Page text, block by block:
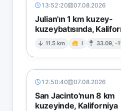
13:52:20 07.08.2026
Julian'ın 1 km kuzey-
kuzeybatısında,
11.5 km I 33.09, -
12:50:40 07.08.2026
San Jacinto'nun 8 km
kuzeyinde, Kaliforniya